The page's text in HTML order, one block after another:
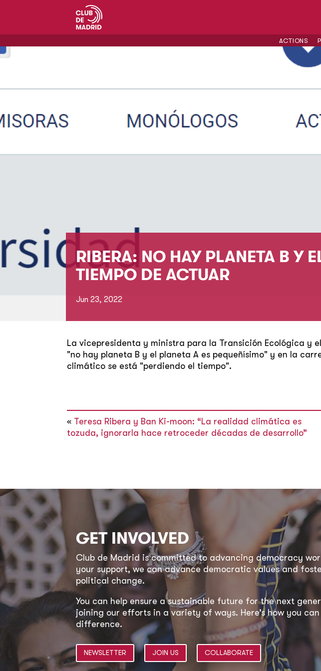
ACTIONS
RIBERA: NO HAY PLANETA B Y
TIEMPO DE ACTUAR
Jun 23, 2022
La vicepresidenta y ministra para la Transición Ecológica y
"no hay planeta B y el planeta A es pequeñísimo" y en la
climático se está "perdiendo el tiempo".
« Teresa Ribera y Ban Ki-moon: “La realidad climática es
tozuda, ignorarla hace retroceder décadas de desarrollo”
GET INVOLVED
Club de Madrid is committed to advancing democracy
your support, we can advance democratic values and
political change.
You can help ensure a sustainable future for the next
joining our efforts in a variety of ways. Here’s how you
difference.
NEWSLETTER JOIN US COLLABORATE